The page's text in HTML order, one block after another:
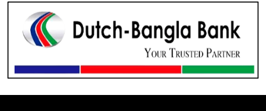
বিডিবিএল মিউচুয়াল ফান্ড
দরপতনের তালিকায় শীর্ষে মেট্রো
স্পিনিং
৬